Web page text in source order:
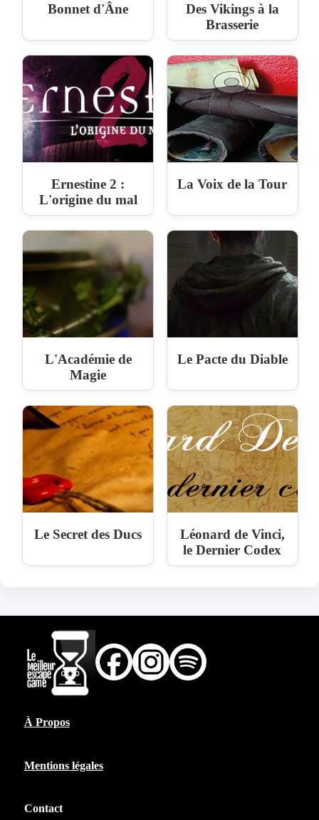
Bonnet d'Âne
Des Vikings à la
Brasserie
Ernestine 2 :
L'origine du mal
La Voix de la Tour
L'Académie de
Magie
Le Pacte du Diable
Le Secret des Ducs
Léonard de Vinci,
le Dernier Codex
À Propos
Mentions légales
Contact